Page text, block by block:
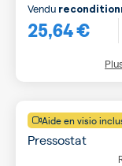
25,64 €
Vendu
Aide en visio
Pressostat